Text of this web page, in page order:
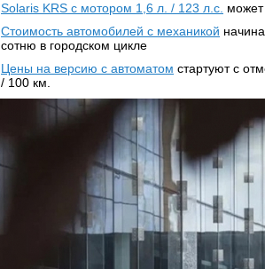
Solaris KRS с мотором 1,6 л. / 123 л.с. может
Стоимость автомобилей с механикой
сотню в городском цикле
Цены на версию с автоматом стартуют с
/ 100 км.